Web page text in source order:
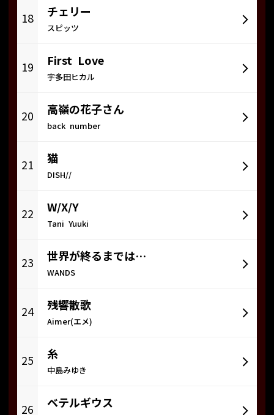
18
チェリー
スピッツ
19
First Love
宇多田ヒカル
20
高嶺の花子さん
back number
21
猫
DISH//
22
W/X/Y
Tani Yuuki
23
世界が終るまでは…
WANDS
24
残響散歌
Aimer(エメ)
25
糸
中島みゆき
26
ベテルギウス